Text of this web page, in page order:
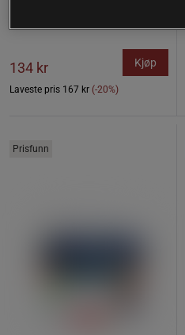
134 kr
Laveste pris 167 kr (-20%)
Kjøp
Prisfunn